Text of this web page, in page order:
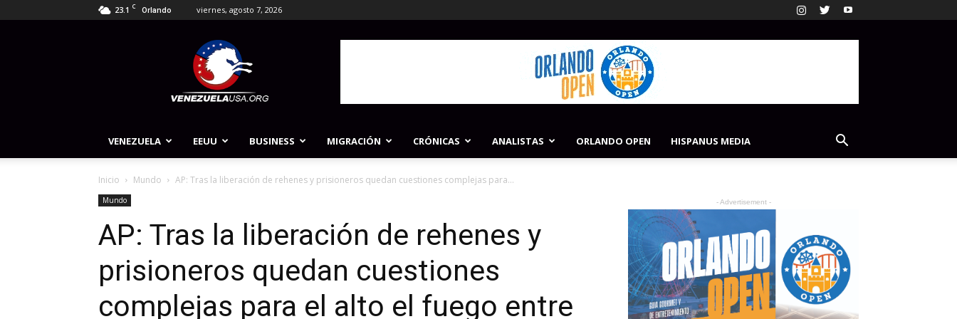
23.1 C Orlando viernes, agosto 7, 2026
Venezuela
USA
VENEZUELA EEUU BUSINESS MIGRACIÓN CRÓNICAS ANALISTAS ORLANDO OPEN HISPANUS MEDIA
Inicio Mundo AP: Tras la liberación de rehenes y prisioneros quedan cuestiones complejas para...
Mundo
AP: Tras la liberación de rehenes y
prisioneros quedan cuestiones
complejas para el alto el fuego entre
- Advertisement -